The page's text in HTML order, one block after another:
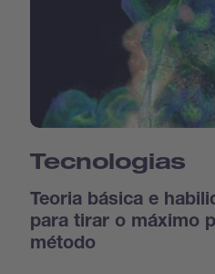
Tecnologias
Teoria básica e
para tirar o máximo
método